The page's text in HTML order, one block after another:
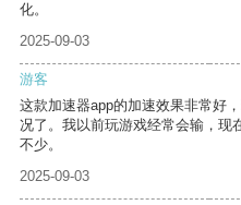
化。
2025-09-03
游客
这款加速器app的加速效果非常好
况了。我以前玩游戏经常会输，现
不少。
2025-09-03